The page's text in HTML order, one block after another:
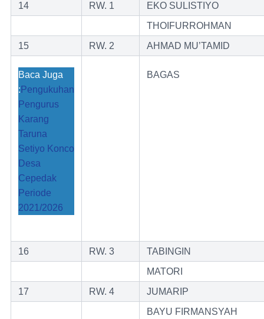
14
RW. 1
EKO SULISTIYO
THOIFURROHMAN
15
RW. 2 AHMAD MU’TAMID
Baca Juga
: Pengukuhan
Pengurus
Karang
Taruna
Setiyo Konco
Desa
Cepedak
Periode
2021/2026
BAGAS
16 RW. 3
TABINGIN
MATORI
17
RW. 4
JUMARIP
BAYU FIRMANSYAH